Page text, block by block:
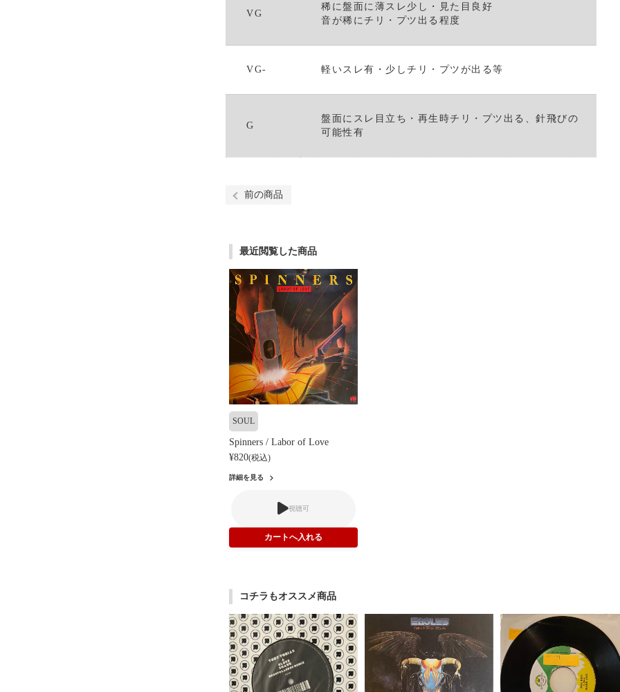
VG
稀に盤面に薄スレ少し・見た目良好
音が稀にチリ・プツ出る程度
VG- 軽いスレ有・少しチリ・プツが出る等
G
盤面にスレ目立ち・再生時チリ・プツ出る、針飛びの
可能性有
前の商品
最近閲覧した商品
SOUL
Spinners / Labor of Love
¥820(税込)
詳細を見る
視聴可
コチラもオススメ商品